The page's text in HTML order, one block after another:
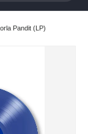
Pandit (LP)